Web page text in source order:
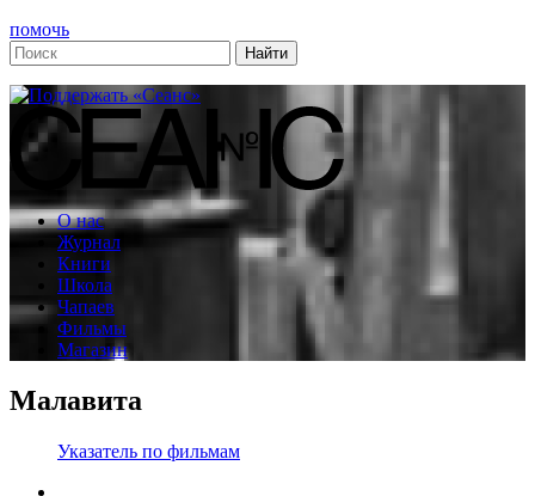
помочь
О нас
Журнал
Книги
Школа
Чапаев
Фильмы
Магазин
Малавита
Указатель по фильмам